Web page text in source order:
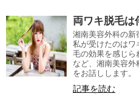
両ワキ脱毛は
湘南美容外科の新
私が受けたのはワ
毛の効果を感じら
など、湘南美容外
をお話しします。
記事を読む